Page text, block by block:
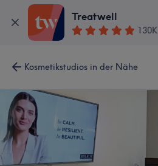
Treatwell
130K
Kosmetikstudios in der Nähe